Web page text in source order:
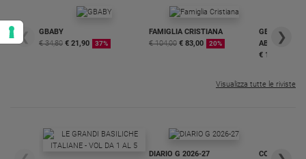
❮
GBABY
€ 34,80 € 21,90 37%
FAMIGLIA CRISTIANA
€ 104,00 € 83,00 20%
GBABY
€ 16,99
❯
Visualizza tutte le riviste
DIARIO G 2026-27
COLLANA